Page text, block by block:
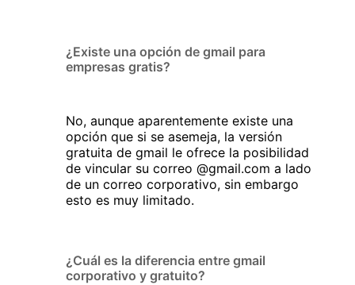
¿Existe una opción de gmail para
empresas gratis?
No, aunque aparentemente existe una
opción que si se asemeja, la versión
gratuita de gmail le ofrece la posibilidad
de vincular su correo @gmail.com a lado
de un correo corporativo, sin embargo
esto es muy limitado.
¿Cuál es la diferencia entre gmail
corporativo y gratuito?